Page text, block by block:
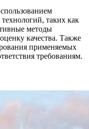
таких как
методы
качества. Также
применяемых
требованиям.